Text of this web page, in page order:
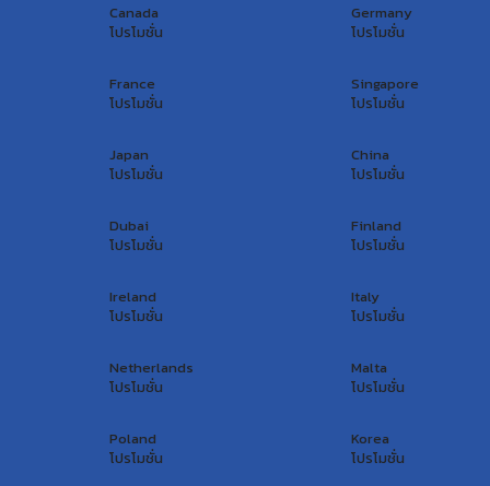
Canada
โปรโมชั่น
Germany
โปรโมชั่น
France
โปรโมชั่น
Singapore
โปรโมชั่น
Japan
โปรโมชั่น
China
โปรโมชั่น
Dubai
โปรโมชั่น
Finland
โปรโมชั่น
Ireland
โปรโมชั่น
Italy
โปรโมชั่น
Netherlands
โปรโมชั่น
Malta
โปรโมชั่น
Poland
โปรโมชั่น
Korea
โปรโมชั่น